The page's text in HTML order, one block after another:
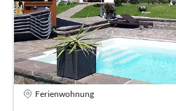
Ferienwohnung